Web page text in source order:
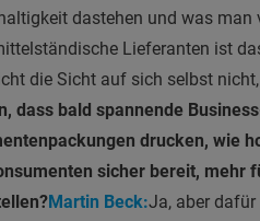
dastehen und was
Lieferanten ist
die Sicht auf sich selbst
dass bald spannende
drucken, wie
sicher bereit, mehr
Martin Beck:Ja, aber